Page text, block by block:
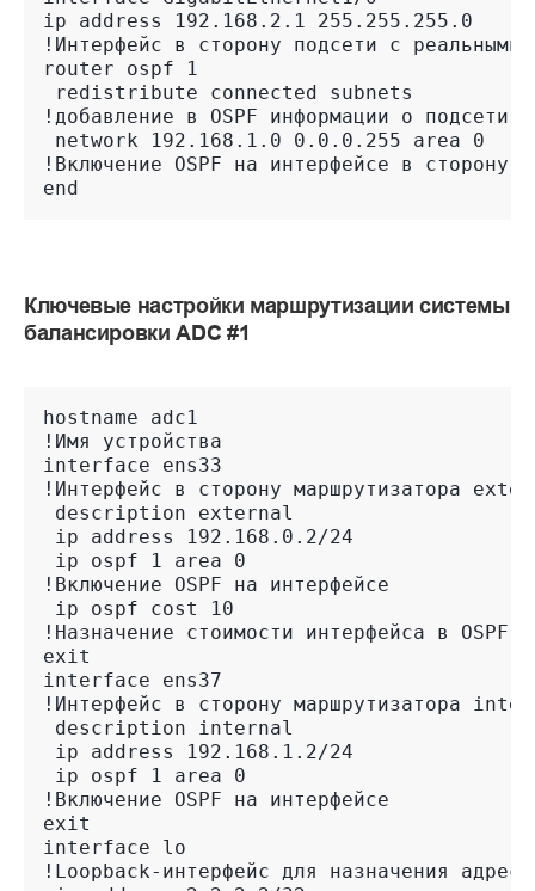
ip address 192.168.2.1 255.255.255.0
!Интерфейс в сторону подсети с реальными
router ospf 1
redistribute connected subnets
!добавление в OSPF информации о подсети
network 192.168.1.0 0.0.0.255 area 0
!Включение OSPF на интерфейсе в сторону
end
Ключевые настройки маршрутизации системы
балансировки ADC #1
hostname adc1
!Имя устройства
interface ens33
!Интерфейс в сторону маршрутизатора
description external
ip address 192.168.0.2/24
ip ospf 1 area 0
!Включение OSPF на интерфейсе
ip ospf cost 10
!Назначение стоимости интерфейса в OSPF
exit
interface ens37
!Интерфейс в сторону маршрутизатора
description internal
ip address 192.168.1.2/24
ip ospf 1 area 0
!Включение OSPF на интерфейсе
exit
interface lo
!Loopback-интерфейс для назначения